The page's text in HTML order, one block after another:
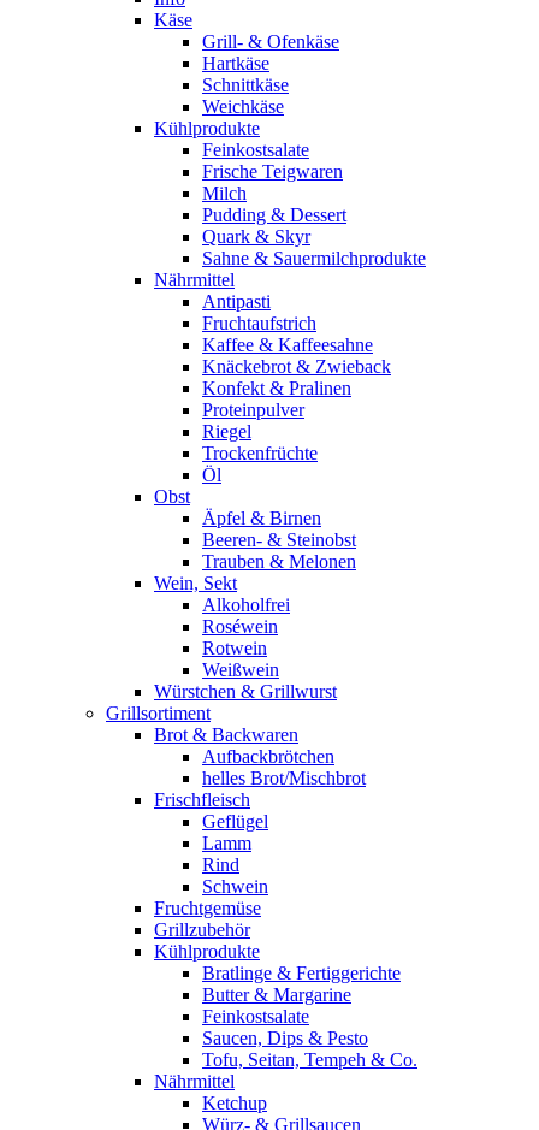
Käse
Grill- & Ofenkäse
Hartkäse
Schnittkäse
Weichkäse
Kühlprodukte
Feinkostsalate
Frische Teigwaren
Milch
Pudding & Dessert
Quark & Skyr
Sahne & Sauermilchprodukte
Nährmittel
Antipasti
Fruchtaufstrich
Kaffee & Kaffeesahne
Knäckebrot & Zwieback
Konfekt & Pralinen
Proteinpulver
Riegel
Trockenfrüchte
Öl
Obst
Äpfel & Birnen
Beeren- & Steinobst
Trauben & Melonen
Wein, Sekt
Alkoholfrei
Roséwein
Rotwein
Weißwein
Würstchen & Grillwurst
Grillsortiment
Brot & Backwaren
Aufbackbrötchen
helles Brot/Mischbrot
Frischfleisch
Geflügel
Lamm
Rind
Schwein
Fruchtgemüse
Grillzubehör
Kühlprodukte
Bratlinge & Fertiggerichte
Butter & Margarine
Feinkostsalate
Saucen, Dips & Pesto
Tofu, Seitan, Tempeh & Co.
Nährmittel
Ketchup
Würz- & Grillsaucen